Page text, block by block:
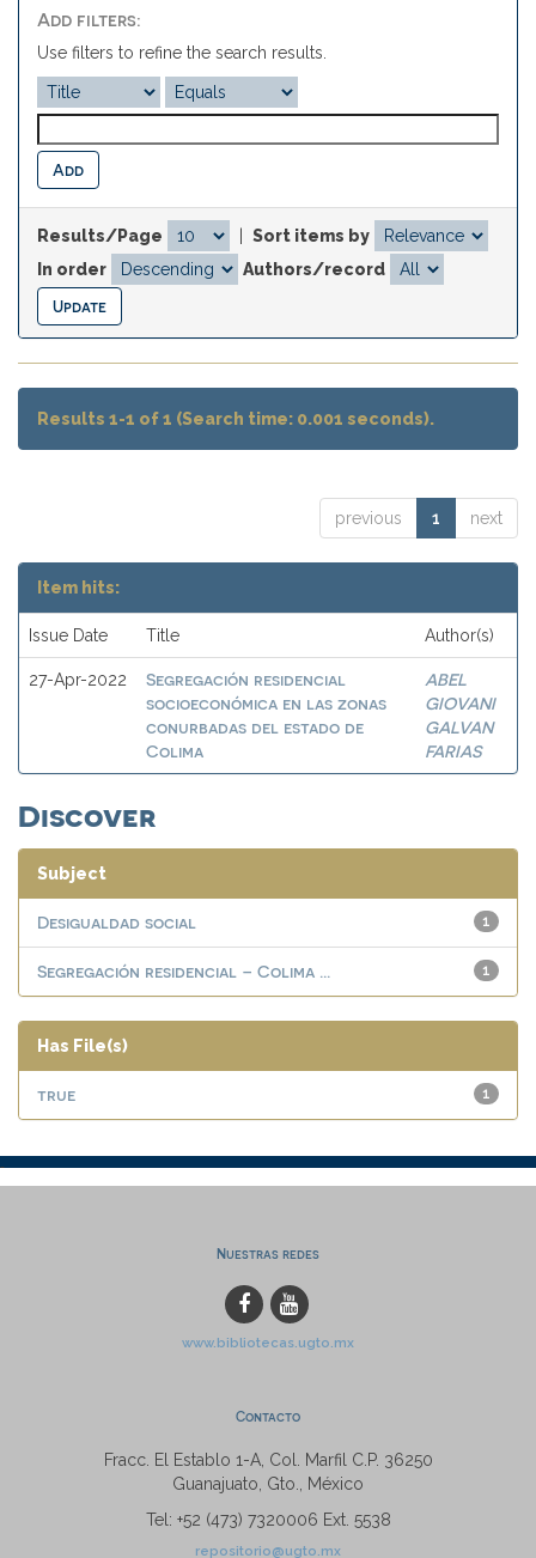
Add filters:
Use filters to refine the search results.
Results/Page
Sort items by
In order
Authors/record
Results 1-1 of 1 (Search time: 0.001 seconds).
previous 1 next
Item hits:
Issue Date Title Author(s)
27-Apr-2022
Segregación residencial
socioeconómica en las zonas
conurbadas del estado de
Colima
ABEL
GIOVANI
GALVAN
FARIAS
Discover
Subject
1
Desigualdad social
1
Segregación residencial – Colima ...
Has File(s)
1
true
Nuestras redes
www.bibliotecas.ugto.mx
Contacto
Fracc. El Establo 1-A, Col. Marfil C.P. 36250
Guanajuato, Gto., México
Tel: +52 (473) 7320006 Ext. 5538
repositorio@ugto.mx